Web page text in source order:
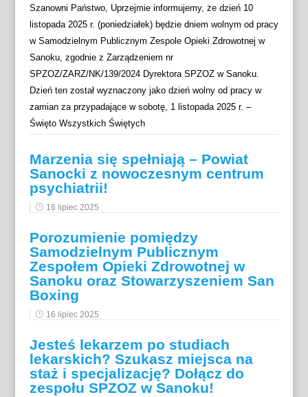
Szanowni Państwo, Uprzejmie informujemy, że dzień 10
listopada 2025 r. (poniedziałek) będzie dniem wolnym od pracy
w Samodzielnym Publicznym Zespole Opieki Zdrowotnej w
Sanoku, zgodnie z Zarządzeniem nr
SPZOZ/ZARZ/NK/139/2024 Dyrektora SPZOZ w Sanoku.
Dzień ten został wyznaczony jako dzień wolny od pracy w
zamian za przypadające w sobotę, 1 listopada 2025 r. –
Święto Wszystkich Świętych
Marzenia się spełniają – Powiat
Sanocki z nowoczesnym centrum
psychiatrii!
16 lipiec 2025
Porozumienie pomiędzy
Samodzielnym Publicznym
Zespołem Opieki Zdrowotnej w
Sanoku oraz Stowarzyszeniem San
Boxing
16 lipiec 2025
Jesteś lekarzem po studiach
lekarskich? Szukasz miejsca na
staż i specjalizację? Dołącz do
zespołu SPZOZ w Sanoku!